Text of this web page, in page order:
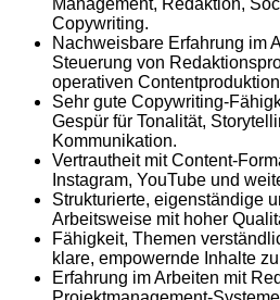
Management, Redaktion,
Copywriting.
Nachweisbare Erfahrung im
Steuerung von
operativen
Sehr gute Copywriting-
Gespür für Tonalität,
Kommunikation.
Vertrautheit mit Content-
Instagram, YouTube und
Strukturierte, eigenständige
Arbeitsweise mit hoher
Fähigkeit, Themen
klare, empowernde Inhalte
Erfahrung im Arbeiten mit